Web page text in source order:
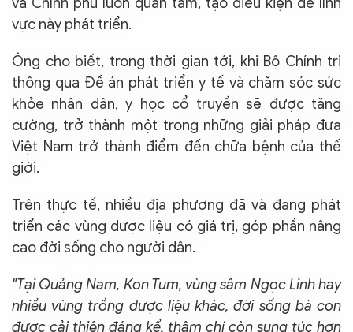
vực này phát triển.
Ông cho biết, trong thời gian tới, khi Bộ Chính trị
thông qua Đề án phát triển y tế và chăm sóc sức
khỏe nhân dân, y học cổ truyền sẽ được tăng
cường, trở thành một trong những giải pháp đưa
Việt Nam trở thành điểm đến chữa bệnh của thế
giới.
Trên thực tế, nhiều địa phương đã và đang phát
triển các vùng dược liệu có giá trị, góp phần nâng
cao đời sống cho người dân.
"Tại Quảng Nam, Kon Tum, vùng sâm Ngọc Linh hay
nhiều vùng trồng dược liệu khác, đời sống bà con
được cải thiện đáng kể, thậm chí còn sung túc hơn